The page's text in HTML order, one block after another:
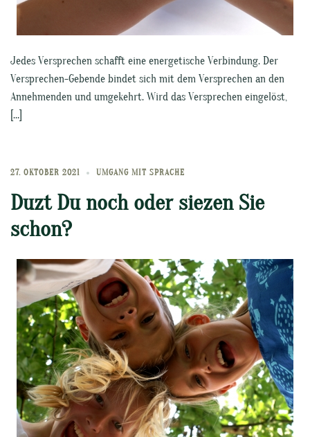
Jedes Versprechen schafft eine energetische Verbindung. Der
Versprechen-Gebende bindet sich mit dem Versprechen an den
Annehmenden und umgekehrt. Wird das Versprechen eingelöst,
[…]
27. OKTOBER 2021 UMGANG MIT SPRACHE
Duzt Du noch oder siezen Sie
schon?